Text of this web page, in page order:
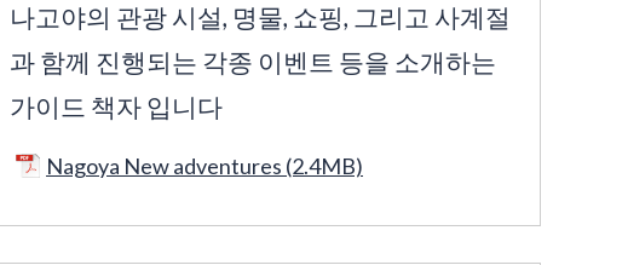
나고야의 관광 시설, 명물, 쇼핑, 그리고 사계절
과 함께 진행되는 각종 이벤트 등을 소개하는
가이드 책자 입니다
Nagoya New adventures (2.4MB)